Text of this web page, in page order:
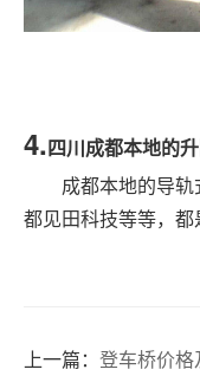
4.四川成都本地的
成都本地的导
都见田科技等等，都
上一篇： 登车桥价